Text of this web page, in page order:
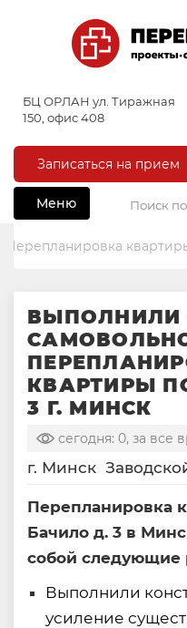
БЦ ОРЛАН ул. Тиражная
150, офис 408
Записаться на прием
Меню
Перепланировка
ВЫПОЛНИЛИ
КВАРТИРЫ
3 Г. МИНСК
сегодня: 0, за все
г. Минск
Перепланировка
Бачило д. 3 в
собой следующие
Выполнили
усиление